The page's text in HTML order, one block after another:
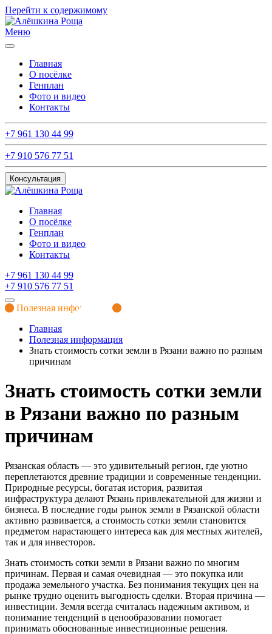
Перейти к содержимому
Меню
Главная
О посёлке
Генплан
Фото и видео
Контакты
+7 961 130 44 99
+7 910 576 77 51
Консультация
Главная
О посёлке
Генплан
Фото и видео
Контакты
+7 961 130 44 99
+7 910 576 77 51
Полезная информация
Главная
Полезная информация
Знать стоимость сотки земли в Рязани важно по разным
причинам
Знать стоимость сотки земли
в Рязани важно по разным
причинам
Рязанская область — это удивительный регион, где уютно
переплетаются древние традиции и современные тенденции.
Природные ресурсы, богатая история, развитая
инфраструктура делают Рязань привлекательной для жизни и
бизнеса. В последние годы рынок земли в Рязанской области
активно развивается, а стоимость сотки земли становится
предметом нарастающего интереса как для местных жителей,
так и для инвесторов.
Знать стоимость сотки земли в Рязани важно по многим
причинам. Первая и самая очевидная — это покупка или
продажа земельного участка. Без понимания текущих цен на
рынке трудно оценить выгодность сделки. Вторая причина —
инвестиции. Земля всегда считалась надежным активом, и
понимание тенденций в ценообразовании помогает
принимать обоснованные инвестиционные решения.